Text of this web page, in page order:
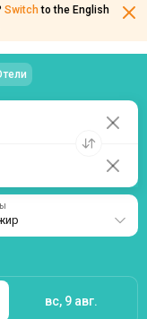
Switch to the English
вс, 9 авг.